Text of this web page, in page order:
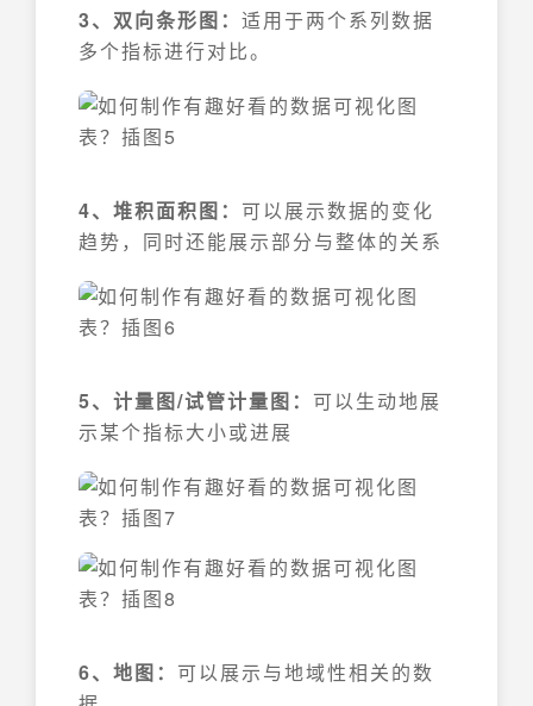
3、双向条形图： 适用于两个系列数据
多个指标进行对比。
4、堆积面积图： 可以展示数据的变化
趋势，同时还能展示部分与整体的关系
5、计量图/试管计量图： 可以生动地展
示某个指标大小或进展
6、地图： 可以展示与地域性相关的数